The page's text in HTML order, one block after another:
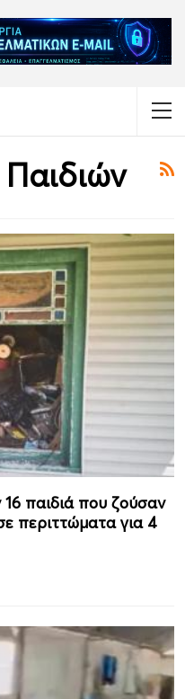
παιδιά που ζούσαν
περιττώματα για 4